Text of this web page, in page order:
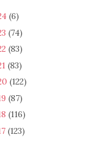
(6)
(74)
(83)
(83)
(122)
(87)
(116)
(123)